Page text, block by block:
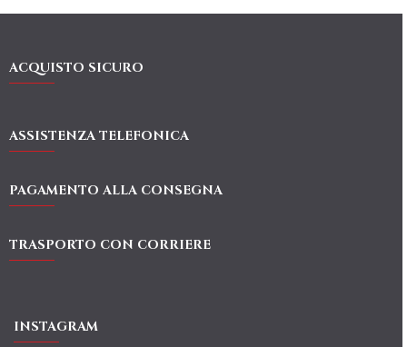
ACQUISTO SICURO
ASSISTENZA TELEFONICA
PAGAMENTO ALLA CONSEGNA
TRASPORTO CON CORRIERE
INSTAGRAM